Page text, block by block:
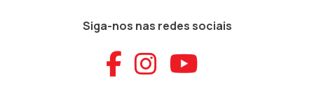
Siga-nos nas redes sociais
Aceder ao
Aceder ao
Aceder